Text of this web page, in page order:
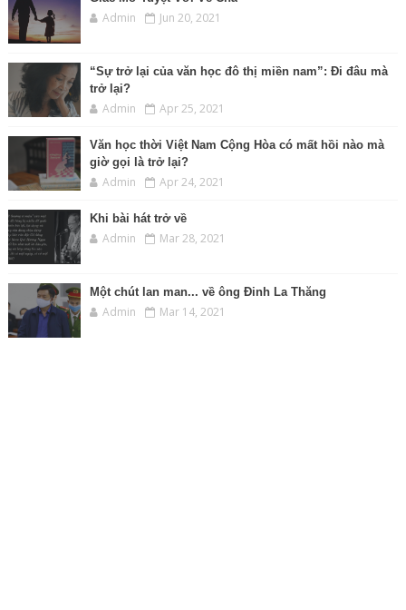
Admin Jun 20, 2021
“Sự trở lại của văn học đô thị miền nam”: Đi đâu mà
trở lại?
Admin Apr 25, 2021
Văn học thời Việt Nam Cộng Hòa có mất hồi nào mà
giờ gọi là trở lại?
Admin Apr 24, 2021
Khi bài hát trở về
Admin Mar 28, 2021
Một chút lan man... về ông Đinh La Thăng
Admin Mar 14, 2021